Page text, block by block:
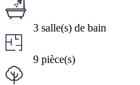
3 salle(s) de bain
9 pièce(s)